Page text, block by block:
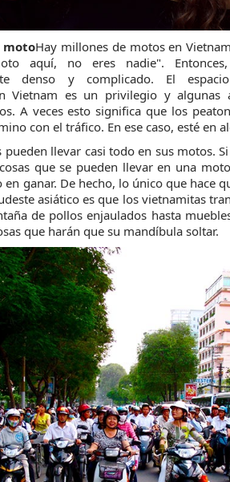
motoHay millones de motos en
aquí, no eres nadie".
denso y complicado. El
Vietnam es un privilegio y algunas
A veces esto significa que los
con el tráfico. En ese caso, esté en
pueden llevar casi todo en sus motos.
que se pueden llevar en una
ganar. De hecho, lo único que hace
asiático es que los vietnamitas
de pollos enjaulados hasta
que harán que su mandíbula soltar.